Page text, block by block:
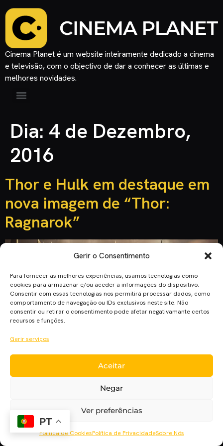
Gerir o Consentimento
Para fornecer as melhores experiências, usamos tecnologias como
cookies para armazenar e/ou aceder a informações do dispositivo.
Consentir com essas tecnologias nos permitirá processar dados, como
comportamento de navegação ou IDs exclusivos neste site. Não
consentir ou retirar o consentimento pode afetar negativamante certos
recursos e funções.
Gerir serviços
Aceitar
Negar
Ver preferências
Política de CookiesPolítica de PrivacidadeSobre Nós
Cinema Planet é um website inteiramente dedicado a cinema
e televisão, com o objectivo de dar a conhecer as últimas e
melhores novidades.
Dia: 4 de Dezembro,
2016
Thor e Hulk em destaque em
nova imagem de “Thor:
Ragnarok”
Uma imagem promocional de “Thor: Ragnarok” chegou hoje à
armados para a batalha final. “Thor: Ragnarok” é um dos
filmes Marvel a estrear no próximo ano. Depois de revelados
algumas fotos dos bastidores e de confirmações de cast,
PT